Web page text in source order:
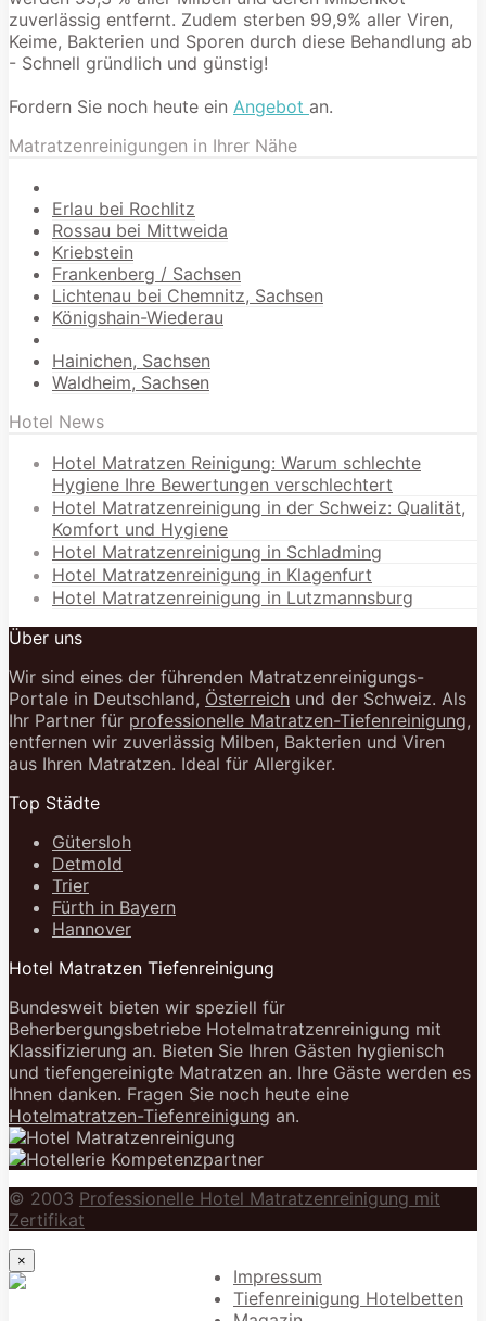
zuverlässig entfernt. Zudem sterben 99,9% aller Viren,
Keime, Bakterien und Sporen durch diese Behandlung ab
- Schnell gründlich und günstig!
Fordern Sie noch heute ein Angebot an.
Matratzenreinigungen in Ihrer Nähe
Erlau bei Rochlitz
Rossau bei Mittweida
Kriebstein
Frankenberg / Sachsen
Lichtenau bei Chemnitz, Sachsen
Königshain-Wiederau
Hainichen, Sachsen
Waldheim, Sachsen
Hotel News
Hotel Matratzen Reinigung: Warum schlechte
Hygiene Ihre Bewertungen verschlechtert
Hotel Matratzenreinigung in der Schweiz: Qualität,
Komfort und Hygiene
Hotel Matratzenreinigung in Schladming
Hotel Matratzenreinigung in Klagenfurt
Hotel Matratzenreinigung in Lutzmannsburg
Über uns
Wir sind eines der führenden Matratzenreinigungs-
Portale in Deutschland, Österreich und der Schweiz. Als
Ihr Partner für professionelle Matratzen-Tiefenreinigung,
entfernen wir zuverlässig Milben, Bakterien und Viren
aus Ihren Matratzen. Ideal für Allergiker.
Top Städte
Gütersloh
Detmold
Trier
Fürth in Bayern
Hannover
Hotel Matratzen Tiefenreinigung
Bundesweit bieten wir speziell für
Beherbergungsbetriebe Hotelmatratzenreinigung mit
Klassifizierung an. Bieten Sie Ihren Gästen hygienisch
und tiefengereinigte Matratzen an. Ihre Gäste werden es
Ihnen danken. Fragen Sie noch heute eine
Hotelmatratzen-Tiefenreinigung an.
© 2003 Professionelle Hotel Matratzenreinigung mit
Zertifikat
Impressum
Tiefenreinigung Hotelbetten
×